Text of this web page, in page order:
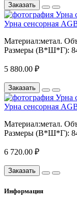
Заказать
Урна сенсорная
Материал:метал.
Размеры (В*Ш*Г):
5 880.00 ₽
Заказать
Урна сенсорная
Материал:метал.
Размеры (В*Ш*Г):
6 720.00 ₽
Заказать
Информация